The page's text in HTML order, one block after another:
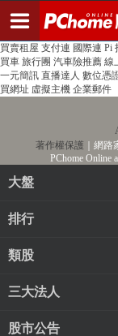
PChome首頁 線上購物 24h
買賣租屋 支付連 國際連 Pi
買車 旅行團 汽車險推薦 線
一元簡訊 直播達人 數位憑
買網址 虛擬主機 企業郵件
著作權保護 ｜網
PChome Online
大盤
排行
類股
三大法人
股市公告